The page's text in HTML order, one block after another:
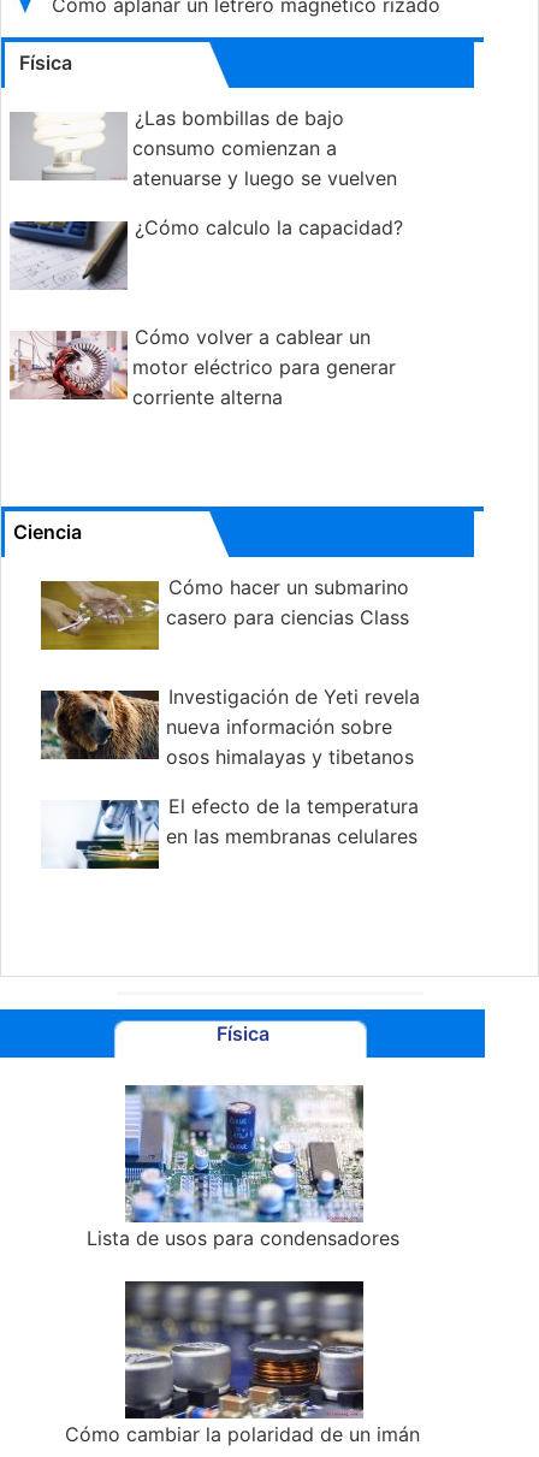
Cómo aplanar un letrero magnético rizado
Física
¿Las bombillas de bajo
consumo comienzan a
atenuarse y luego se vuelven
¿Cómo calculo la capacidad?
Cómo volver a cablear un
motor eléctrico para generar
corriente alterna
Ciencia
Cómo hacer un submarino
casero para ciencias Class
Investigación de Yeti revela
nueva información sobre
osos himalayas y tibetanos
El efecto de la temperatura
en las membranas celulares
Física
Lista de usos para condensadores
Cómo cambiar la polaridad de un imán